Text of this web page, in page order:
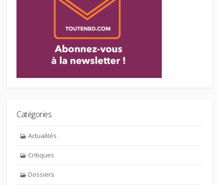
Catégories
Actualités
Critiques
Dossiers